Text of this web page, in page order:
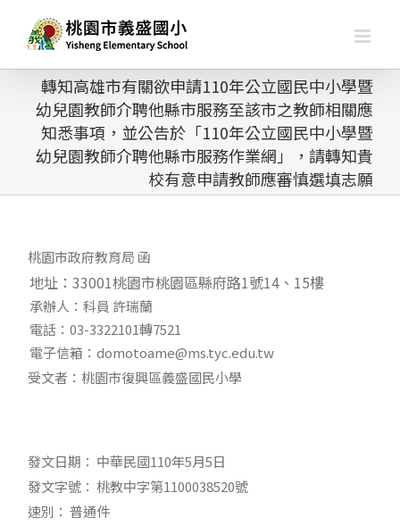
轉知高雄市有關欲申請110年公立國民中小學暨
幼兒園教師介聘他縣市服務至該市之教師相關應
知悉事項，並公告於「110年公立國民中小學暨
幼兒園教師介聘他縣市服務作業網」，請轉知貴
校有意申請教師應審慎選填志願
桃園市政府教育局 函
地址：33001桃園市桃園區縣府路1號14、15樓
承辦人：科員 許瑞蘭
電話：03-3322101轉7521
電子信箱：domotoame@ms.tyc.edu.tw
受文者：桃園市復興區義盛國民小學
發文日期： 中華民國110年5月5日
發文字號： 桃教中字第1100038520號
速別： 普通件